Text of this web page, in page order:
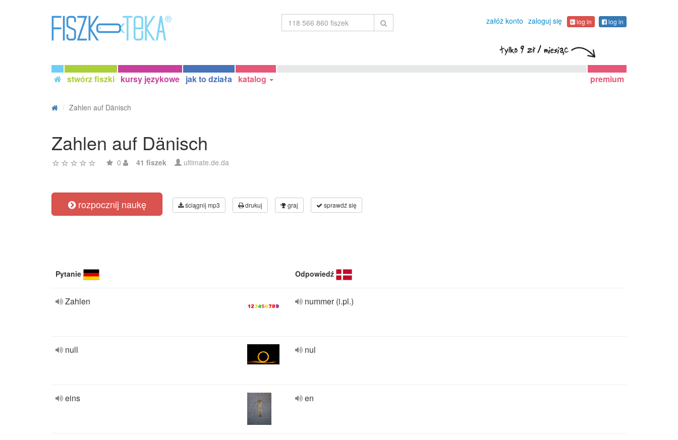
załóż konto zaloguj się log in log in
stwórz fiszki kursy językowe jak to działa katalog premium
Zahlen auf Dänisch
Zahlen auf Dänisch
0 41 fiszek ultimate.de.da
rozpocznij naukę ściągnij mp3 drukuj graj sprawdź się
Pytanie Odpowiedź
Zahlen nummer (i.pl.)
null nul
eins en